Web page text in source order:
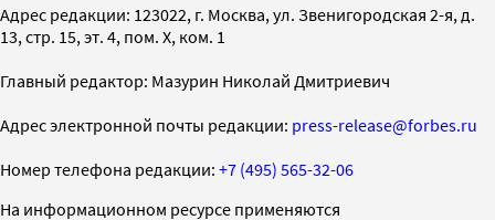
Адрес редакции: 123022, г. Москва, ул. Звенигородская 2-я, д.
13, стр. 15, эт. 4, пом. X, ком. 1
Главный редактор: Мазурин Николай Дмитриевич
Адрес электронной почты редакции: press-release@forbes.ru
Номер телефона редакции: +7 (495) 565-32-06
На информационном ресурсе применяются